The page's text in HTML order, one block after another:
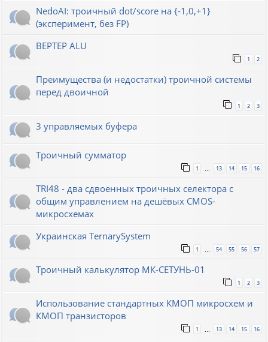
NedoAI: троичный dot/score на {-1,0,+1}
(эксперимент, без FP)
BEPTEP ALU
1 2
Преимущества (и недостатки) троичной системы
перед двоичной
1 2 3
3 управляемых буфера
Троичный сумматор
1 13 14 15 16
TRI48 - два сдвоенных троичных селектора с
общим управлением на дешёвых CMOS-
микросхемах
Украинская TernarySystem
1 54 55 56 57
Троичный калькулятор МК-СЕТУНЬ-01
1 2 3
Использование стандартных КМОП микросхем и
КМОП транзисторов
1 13 14 15 16